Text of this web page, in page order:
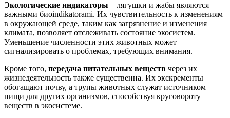
Экологические индикаторы – лягушки и жабы являются
важными биоindikatorami. Их чувствительность к изменениям
в окружающей среде, таким как загрязнение и изменения
климата, позволяет отслеживать состояние экосистем.
Уменьшение численности этих животных может
сигнализировать о проблемах, требующих внимания.
Кроме того, передача питательных веществ через их
жизнедеятельность также существенна. Их экскременты
обогащают почву, а трупы животных служат источником
пищи для других организмов, способствуя круговороту
веществ в экосистеме.